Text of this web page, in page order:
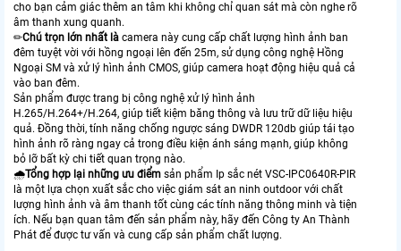
cho bạn cảm giác thêm an tâm khi không chỉ quan sát mà còn nghe rõ
âm thanh xung quanh.
✏Chú trọn lớn nhất là camera này cung cấp chất lượng hình ảnh ban
đêm tuyệt vời với hồng ngoại lên đến 25m, sử dụng công nghệ Hồng
Ngoại SM và xử lý hình ảnh CMOS, giúp camera hoạt động hiệu quả cả
vào ban đêm.
Sản phẩm được trang bị công nghệ xử lý hình ảnh
H.265/H.264+/H.264, giúp tiết kiệm băng thông và lưu trữ dữ liệu hiệu
quả. Đồng thời, tính năng chống ngược sáng DWDR 120db giúp tái tạo
hình ảnh rõ ràng ngay cả trong điều kiện ánh sáng mạnh, giúp không
bỏ lỡ bất kỳ chi tiết quan trọng nào.
🌧️Tổng hợp lại những ưu điểm sản phẩm Ip sắc nét VSC-IPC0640R-PIR
là một lựa chọn xuất sắc cho việc giám sát an ninh outdoor với chất
lượng hình ảnh và âm thanh tốt cùng các tính năng thông minh và tiện
ích. Nếu bạn quan tâm đến sản phẩm này, hãy đến Công ty An Thành
Phát để được tư vấn và cung cấp sản phẩm chất lượng.